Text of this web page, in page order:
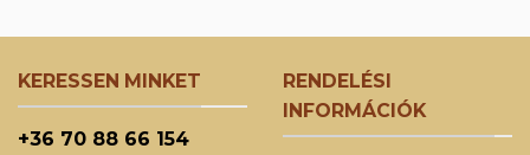
KERESSEN MINKET
+36 70 88 66 154
RENDELÉSI
INFORMÁCIÓK